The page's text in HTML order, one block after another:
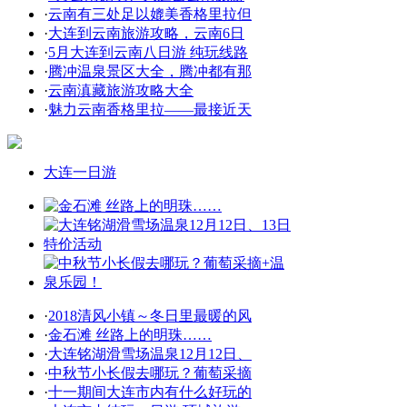
·云南有三处足以媲美香格里拉但
·大连到云南旅游攻略，云南6日
·5月大连到云南八日游 纯玩线路
·腾冲温泉景区大全，腾冲都有那
·云南滇藏旅游攻略大全
·魅力云南香格里拉——最接近天
大连一日游
·2018清风小镇～冬日里最暖的风
·金石滩 丝路上的明珠……
·大连铭湖滑雪场温泉12月12日、
·中秋节小长假去哪玩？葡萄采摘
·十一期间大连市内有什么好玩的